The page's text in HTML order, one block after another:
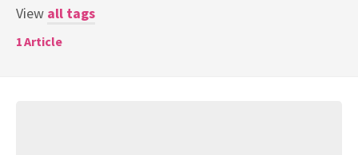
View all tags
1Article